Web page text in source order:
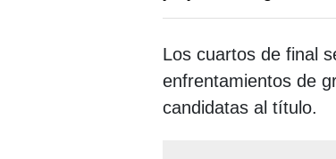
Los cuartos de final
enfrentamientos de
candidatas al título.